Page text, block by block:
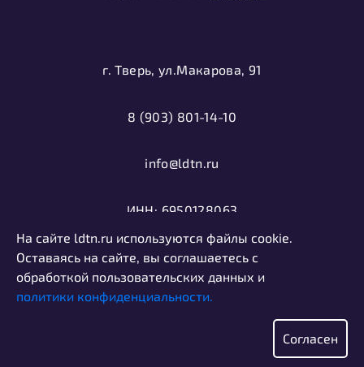
г. Тверь, ул.Макарова, 91
8 (903) 801-14-10
info@ldtn.ru
ИНН: 6950128063
ОГРН: 1116952000406
Политика конфиденциальности
Информация, представленная на сайте, не является
На сайте ldtn.ru используются файлы cookie.
Оставаясь на сайте, вы соглашаетесь с
обработкой пользовательских данных и
политики конфиденциальности.
Согласен